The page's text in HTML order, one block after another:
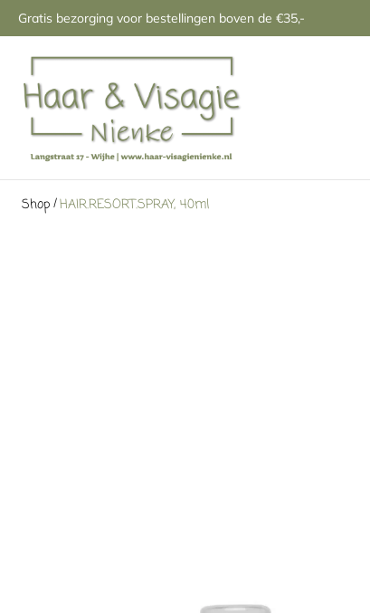
Gratis bezorging voor bestellingen boven de €35,-
Shop/HAIR.RESORT.SPRAY, 40ml